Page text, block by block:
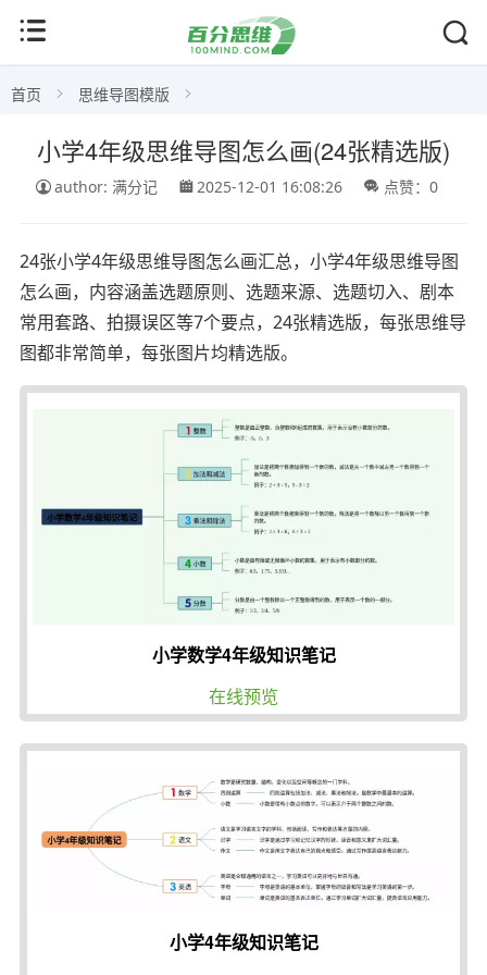
首页 思维导图模版
小学4年级思维导图怎么画(24张精选版)
author: 满分记 2025-12-01 16:08:26 点赞：0
24张小学4年级思维导图怎么画汇总，小学4年级思维导图
怎么画，内容涵盖选题原则、选题来源、选题切入、剧本
常用套路、拍摄误区等7个要点，24张精选版，每张思维导
图都非常简单，每张图片均精选版。
小学数学4年级知识笔记
在线预览
小学4年级知识笔记